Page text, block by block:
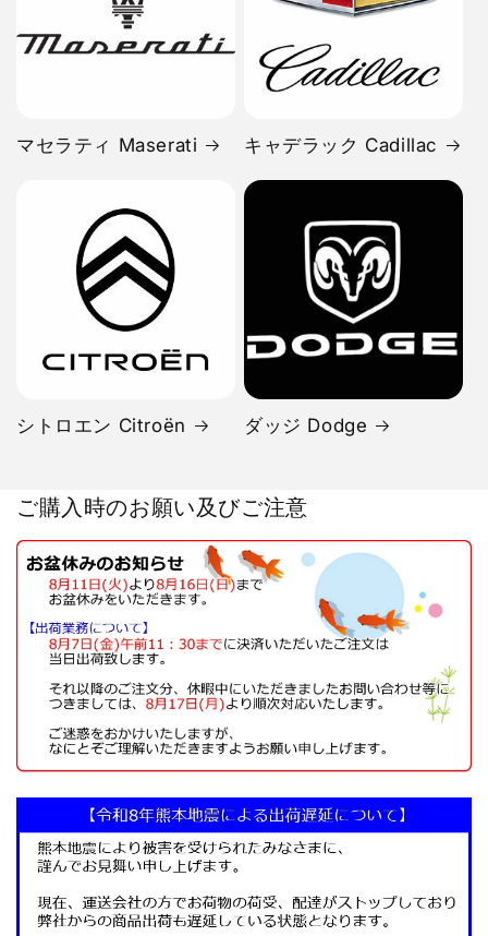
マセラティ Maserati キャデラック Cadillac
シトロエン Citroën ダッジ Dodge
ご購入時のお願い及びご注意